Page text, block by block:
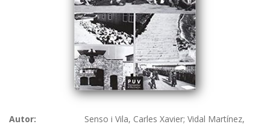
Autor:
Senso i Vila, Carles Xavier; Vidal Martínez,